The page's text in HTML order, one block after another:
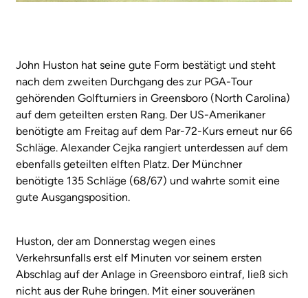
John Huston hat seine gute Form bestätigt und steht
nach dem zweiten Durchgang des zur PGA-Tour
gehörenden Golfturniers in Greensboro (North Carolina)
auf dem geteilten ersten Rang. Der US-Amerikaner
benötigte am Freitag auf dem Par-72-Kurs erneut nur 66
Schläge. Alexander Cejka rangiert unterdessen auf dem
ebenfalls geteilten elften Platz. Der Münchner
benötigte 135 Schläge (68/67) und wahrte somit eine
gute Ausgangsposition.
Huston, der am Donnerstag wegen eines
Verkehrsunfalls erst elf Minuten vor seinem ersten
Abschlag auf der Anlage in Greensboro eintraf, ließ sich
nicht aus der Ruhe bringen. Mit einer souveränen